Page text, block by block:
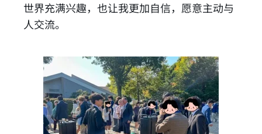
世界充满兴趣，也让我更加自信，愿意主动与
人交流。